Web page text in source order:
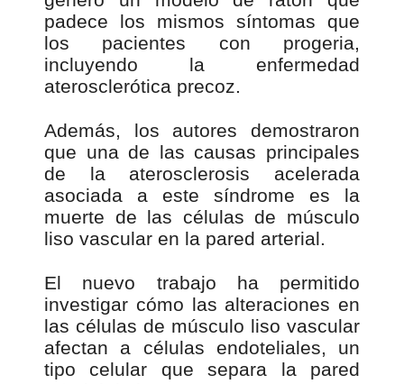
padece los mismos síntomas que
los pacientes con progeria,
incluyendo la enfermedad
aterosclerótica precoz.
Además, los autores demostraron
que una de las causas principales
de la aterosclerosis acelerada
asociada a este síndrome es la
muerte de las células de músculo
liso vascular en la pared arterial.
El nuevo trabajo ha permitido
investigar cómo las alteraciones en
las células de músculo liso vascular
afectan a células endoteliales, un
tipo celular que separa la pared